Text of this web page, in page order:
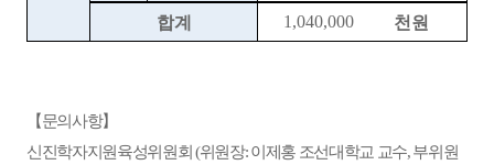
합계 1,040,000 천원
【문의사항】
신진학자지원육성위원회(위원장:이제홍 조선대학교 교수,부위원